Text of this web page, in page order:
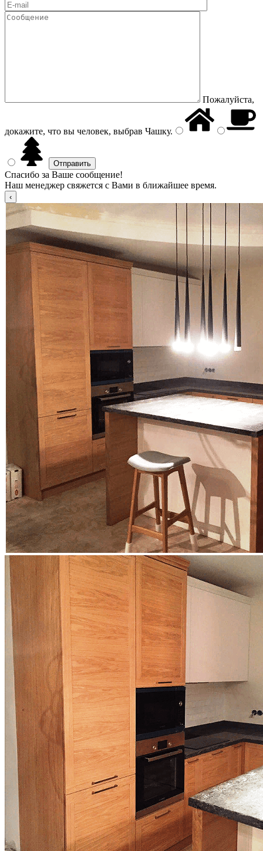
Пожалуйста,
докажите, что вы человек, выбрав Чашку.
Спасибо за Ваше сообщение!
Наш менеджер свяжется с Вами в ближайшее время.